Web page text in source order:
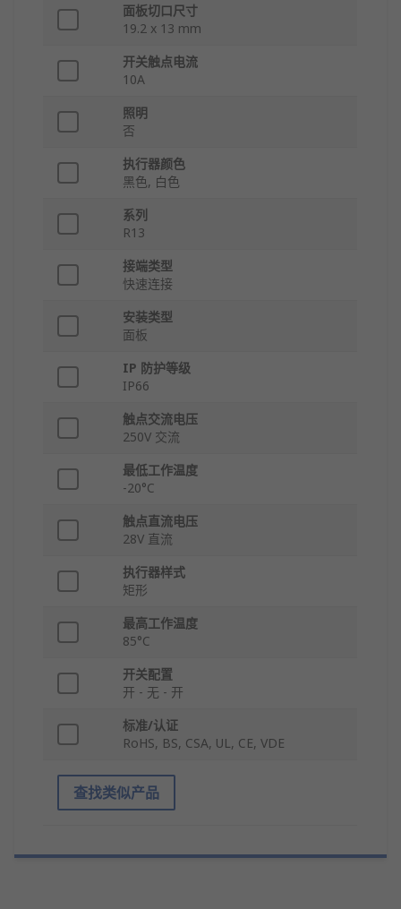
面板切口尺寸
19.2 x 13 mm
开关触点电流
10A
照明
否
执行器颜色
黑色, 白色
系列
R13
接端类型
快速连接
安装类型
面板
IP 防护等级
IP66
触点交流电压
250V 交流
最低工作温度
-20°C
触点直流电压
28V 直流
执行器样式
矩形
最高工作温度
85°C
开关配置
开 - 无 - 开
标准/认证
RoHS, BS, CSA, UL, CE, VDE
查找类似产品